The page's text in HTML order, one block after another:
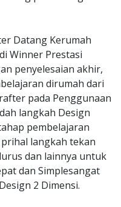
Datang Kerumah
Winner Prestasi
penyelesaian akhir,
dirumah dari
pada Penggunaan
langkah Design
pembelajaran
langkah tekan
dan lainnya untuk
dan Simplesangat
2 Dimensi.